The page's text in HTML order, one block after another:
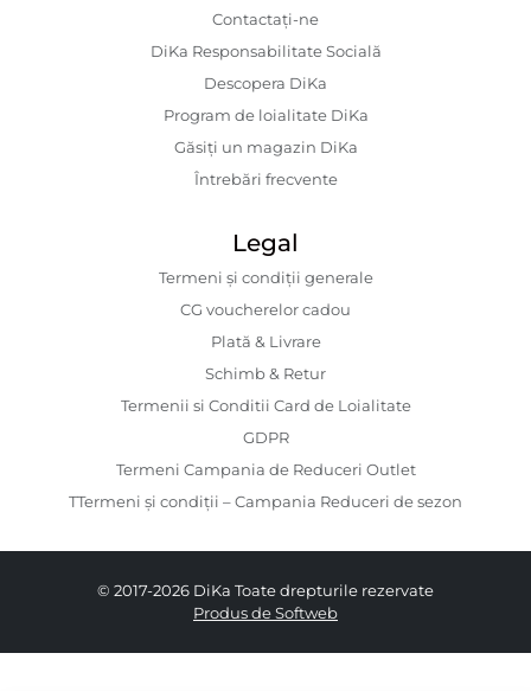
Contactaţi-ne
DiKa Responsabilitate Socială
Descopera DiKa
Program de loialitate DiKa
Găsiți un magazin DiKa
Întrebări frecvente
Legal
Termeni și condiții generale
CG voucherelor cadou
Plată & Livrare
Schimb & Retur
Termenii si Conditii Card de Loialitate
GDPR
Termeni Campania de Reduceri Outlet
TTermeni și condiții – Campania Reduceri de sezon
© 2017-2026 DiKa Toate drepturile rezervate
Produs de Softweb